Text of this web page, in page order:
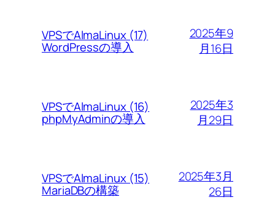
VPSでAlmaLinux (17)
WordPressの導入
2025年9
月16日
VPSでAlmaLinux (16)
phpMyAdminの導入
2025年3
月29日
VPSでAlmaLinux (15)
MariaDBの構築
2025年3月
26日